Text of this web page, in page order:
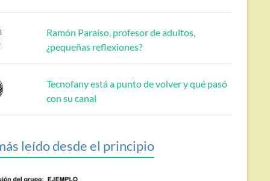
Ramón Paraíso, profesor de adultos,
¿pequeñas reflexiones?
Tecnofany está a punto de volver y qué pasó
con su canal
leído desde el principio